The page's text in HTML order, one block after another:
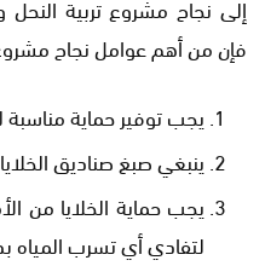
فإن من أهم عوامل نجاح
يجب توفير حماية
ينبغي صبغ صناديق
يجب حماية الخلايا من
لتفادي أي تسرب المياه